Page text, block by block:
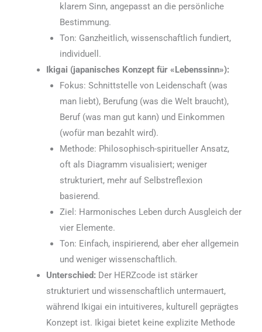
klarem Sinn, angepasst an die persönliche
Bestimmung.
Ton: Ganzheitlich, wissenschaftlich fundiert,
individuell.
Ikigai (japanisches Konzept für «Lebenssinn»):
Fokus: Schnittstelle von Leidenschaft (was
man liebt), Berufung (was die Welt braucht),
Beruf (was man gut kann) und Einkommen
(wofür man bezahlt wird).
Methode: Philosophisch-spiritueller Ansatz,
oft als Diagramm visualisiert; weniger
strukturiert, mehr auf Selbstreflexion
basierend.
Ziel: Harmonisches Leben durch Ausgleich der
vier Elemente.
Ton: Einfach, inspirierend, aber eher allgemein
und weniger wissenschaftlich.
Unterschied: Der HERZcode ist stärker
strukturiert und wissenschaftlich untermauert,
während Ikigai ein intuitiveres, kulturell geprägtes
Konzept ist. Ikigai bietet keine explizite Methode